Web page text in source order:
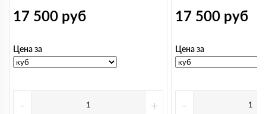
17 500 руб
Цена за
- +
17 500 руб
Цена за
-